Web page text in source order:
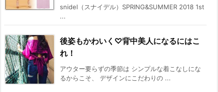
snidel（スナイデル）SPRING&SUMMER 2018 1st
...
後姿もかわいく♡背中美人になるにはこ
れ！
アウター要らずの季節は シンプルな着こなしにな
るからこそ、 デザインにこだわりの ...